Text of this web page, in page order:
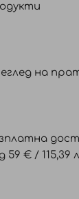
на
59 € / 115,39